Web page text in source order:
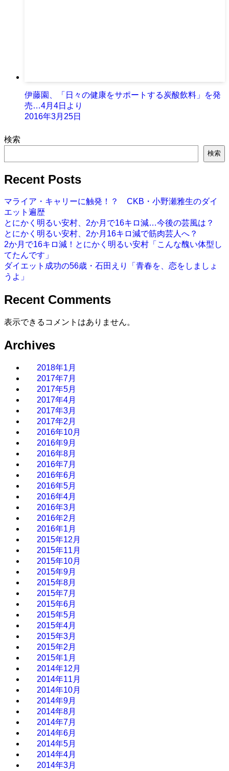
伊藤園、「日々の健康をサポートする炭酸飲料」を発
売…4月4日より
2016年3月25日
検索
検索
Recent Posts
マライア・キャリーに触発！？ CKB・小野瀬雅生のダイ
エット遍歴
とにかく明るい安村、2か月で16キロ減…今後の芸風は？
とにかく明るい安村、2か月16キロ減で筋肉芸人へ？
2か月で16キロ減！とにかく明るい安村「こんな醜い体型し
てたんです」
ダイエット成功の56歳・石田えり「青春を、恋をしましょ
うよ」
Recent Comments
表示できるコメントはありません。
Archives
2018年1月
2017年7月
2017年5月
2017年4月
2017年3月
2017年2月
2016年10月
2016年9月
2016年8月
2016年7月
2016年6月
2016年5月
2016年4月
2016年3月
2016年2月
2016年1月
2015年12月
2015年11月
2015年10月
2015年9月
2015年8月
2015年7月
2015年6月
2015年5月
2015年4月
2015年3月
2015年2月
2015年1月
2014年12月
2014年11月
2014年10月
2014年9月
2014年8月
2014年7月
2014年6月
2014年5月
2014年4月
2014年3月